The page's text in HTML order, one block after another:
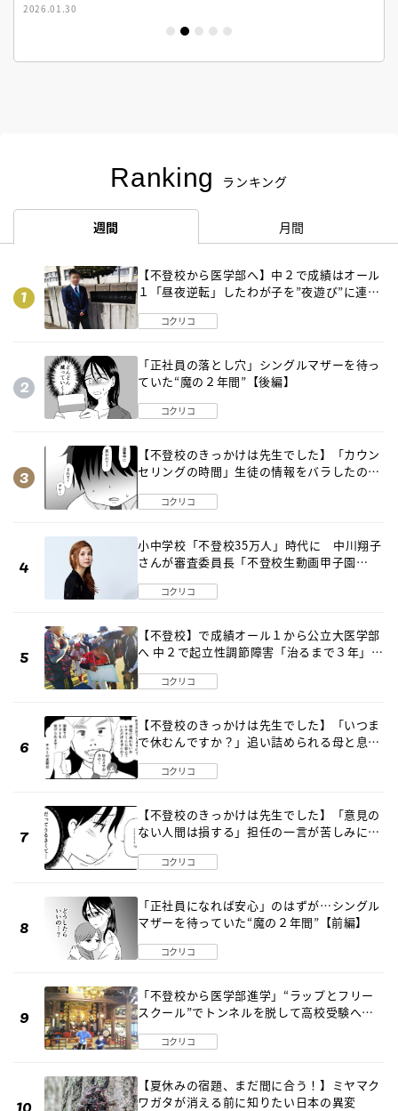
2026.01.30
Ranking ランキング
週間 月間
【不登校から医学部へ】中２で成績はオール
１「昼夜逆転」したわが子を”夜遊び”に連れ
コクリコ
「正社員の落とし穴」シングルマザーを待っ
ていた“魔の２年間”【後編】
コクリコ
【不登校のきっかけは先生でした】「カウン
セリングの時間」生徒の情報をバラしたの
コクリコ
小中学校「不登校35万人」時代に 中川翔子
さんが審査委員長「不登校生動画甲子園
コクリコ
【不登校】で成績オール１から公立大医学部
へ 中２で起立性調節障害「治るまで３年」の
コクリコ
【不登校のきっかけは先生でした】「いつま
で休むんですか？」追い詰められる母と息子
コクリコ
【不登校のきっかけは先生でした】「意見の
ない人間は損する」担任の一言が苦しみに…
コクリコ
「正社員になれば安心」のはずが…シングル
マザーを待っていた“魔の２年間”【前編】
コクリコ
「不登校から医学部進学」“ラップとフリー
スクール”でトンネルを脱して高校受験へ
コクリコ
【夏休みの宿題、まだ間に合う！】ミヤマク
ワガタが消える前に知りたい日本の異変